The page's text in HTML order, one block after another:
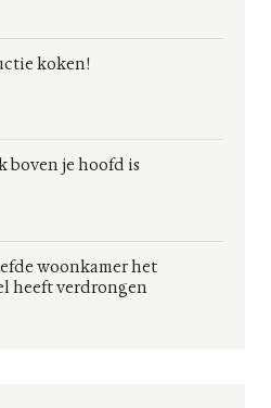
koken!
boven je hoofd is
woonkamer het
heeft verdrongen